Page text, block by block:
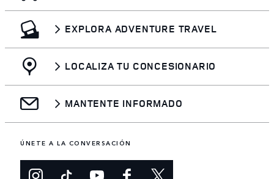
EXPLORA ADVENTURE TRAVEL
LOCALIZA TU CONCESIONARIO
MANTENTE INFORMADO
ÚNETE A LA CONVERSACIÓN